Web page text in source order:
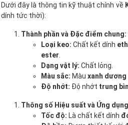
Dưới đây là thông tin kỹ thuật chính về
dính tức thời):
Thành phần và Đặc điểm chung:
Loại keo: Chất kết dính
ester
Dạng vật lý: Chất lỏng.
Màu sắc: Màu xanh dương
Độ nhớt: Độ nhớt trung
Thông số Hiệu suất và Ứng
Tốc độ: Là chất kết dính